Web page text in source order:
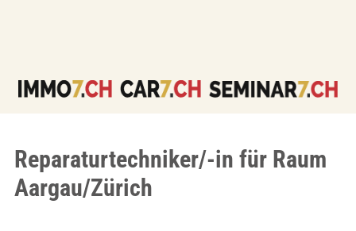
Reparaturtechniker/-in für Raum
Aargau/Zürich